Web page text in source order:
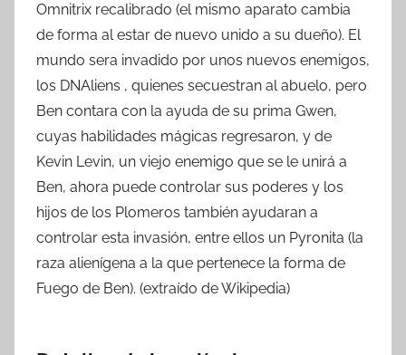
Omnitrix recalibrado (el mismo aparato cambia
de forma al estar de nuevo unido a su dueño). El
mundo sera invadido por unos nuevos enemigos,
los DNAliens , quienes secuestran al abuelo, pero
Ben contara con la ayuda de su prima Gwen,
cuyas habilidades mágicas regresaron, y de
Kevin Levin, un viejo enemigo que se le unirá a
Ben, ahora puede controlar sus poderes y los
hijos de los Plomeros también ayudaran a
controlar esta invasión, entre ellos un Pyronita (la
raza alienígena a la que pertenece la forma de
Fuego de Ben). (extraído de Wikipedia)